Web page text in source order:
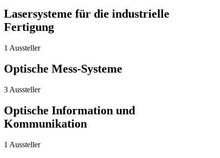
Lasersysteme für die industrielle
Fertigung
1 Aussteller
Optische Mess-Systeme
3 Aussteller
Optische Information und
Kommunikation
1 Aussteller